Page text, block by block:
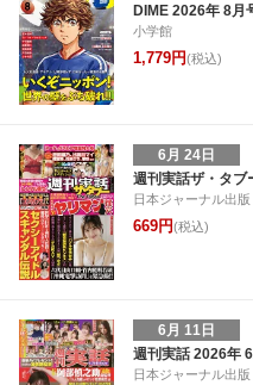
DIME 2026年 8月
小学館
1,779円(税込)
6月 24日
週刊実話ザ・タブ
日本ジャーナル出版
669円(税込)
6月 11日
週刊実話 2026年
日本ジャーナル出版